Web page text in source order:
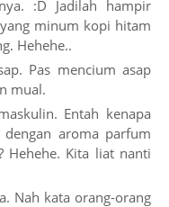
:D Jadilah hampir
minum kopi hitam
Hehehe..
Pas mencium asap
mual.
Entah kenapa
aroma parfum
Hehehe. Kita liat nanti
Nah kata orang-orang